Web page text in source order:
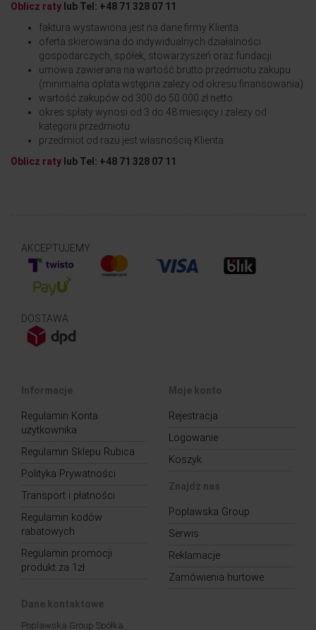
Oblicz raty lub Tel: +48 71 328 07 11
faktura wystawiona jest na dane firmy Klienta
oferta skierowana do indywidualnych działalności
gospodarczych, spółek, stowarzyszeń oraz fundacji
umowa zawierana na wartość brutto przedmiotu zakupu
(minimalna opłata wstępna zależy od okresu finansowania)
wartość zakupów od 300 do 50 000 zł netto
okres spłaty wynosi od 3 do 48 miesięcy i zależy od
kategorii przedmiotu
przedmiot od razu jest własnością Klienta
Oblicz raty lub Tel: +48 71 328 07 11
AKCEPTUJEMY
DOSTAWA
Informacje
Regulamin Konta
użytkownika
Regulamin Sklepu Rubica
Polityka Prywatności
Transport i płatności
Regulamin kodów
rabatowych
Regulamin promocji
produkt za 1zł
Moje konto
Rejestracja
Logowanie
Koszyk
Znajdź nas
Poplawska Group
Serwis
Reklamacje
Zamówienia hurtowe
Dane kontaktowe
Poplawska Group Spółka